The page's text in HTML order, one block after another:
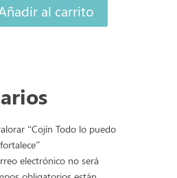
al carrito
“Cojín Todo lo puedo
electrónico no será